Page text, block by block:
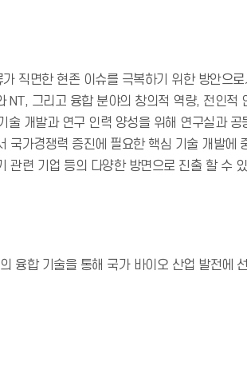
직면한 현존 이슈를 극복하기 위한 방안으
그리고 융합 분야의 창의적 역량, 전인
개발과 연구 인력 양성을 위해 연구실과
가경쟁력 증진에 필요한 핵심 기술 개발
련 기업 등의 다양한 방면으로 진출 할 수
융합 기술을 통해 국가 바이오 산업 발전에